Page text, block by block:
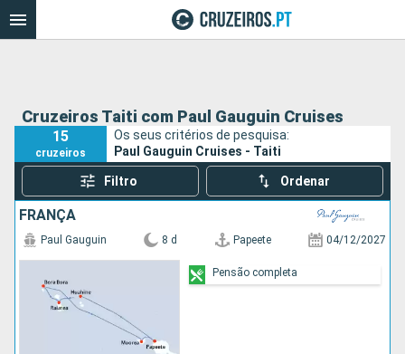
Cruzeiros Taiti com Paul Gauguin Cruises
15
cruzeiros
Os seus critérios de pesquisa:
Paul Gauguin Cruises - Taiti
Filtro Ordenar
FRANÇA
Paul Gauguin 8 d Papeete 04/12/2027
Pensão completa